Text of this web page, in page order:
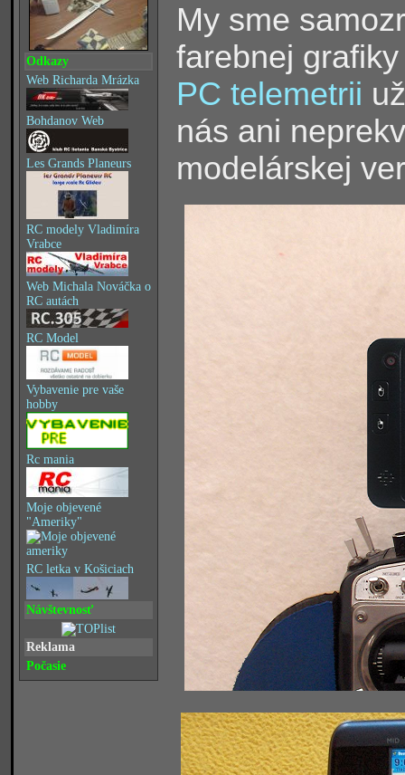
Odkazy
Web Richarda Mrázka
Bohdanov Web
Les Grands Planeurs
RC modely Vladimíra
Vrabce
Web Michala Nováčka o
RC autách
RC Model
Vybavenie pre vaše
hobby
Rc mania
Moje objevené
"Ameriky"
RC letka v Košiciach
Návštevnosť
Reklama
Počasie
My sme
farebnej
PC telemetrii
nás ani
modelárskej